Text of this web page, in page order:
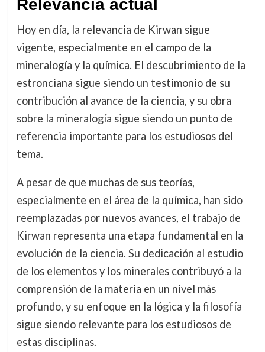
Relevancia actual
Hoy en día, la relevancia de Kirwan sigue
vigente, especialmente en el campo de la
mineralogía y la química. El descubrimiento de la
estronciana sigue siendo un testimonio de su
contribución al avance de la ciencia, y su obra
sobre la mineralogía sigue siendo un punto de
referencia importante para los estudiosos del
tema.
A pesar de que muchas de sus teorías,
especialmente en el área de la química, han sido
reemplazadas por nuevos avances, el trabajo de
Kirwan representa una etapa fundamental en la
evolución de la ciencia. Su dedicación al estudio
de los elementos y los minerales contribuyó a la
comprensión de la materia en un nivel más
profundo, y su enfoque en la lógica y la filosofía
sigue siendo relevante para los estudiosos de
estas disciplinas.